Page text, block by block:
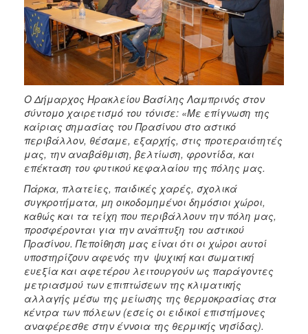
Ο Δήμαρχος Ηρακλείου Βασίλης Λαμπρινός στον
σύντομο χαιρετισμό του τόνισε: «Με επίγνωση της
καίριας σημασίας του Πρασίνου στο αστικό
περιβάλλον, θέσαμε, εξαρχής, στις προτεραιότητές
μας, την αναβάθμιση, βελτίωση, φροντίδα, και
επέκταση του φυτικού κεφαλαίου της πόλης μας.
Πάρκα, πλατείες, παιδικές χαρές, σχολικά
συγκροτήματα, μη οικοδομημένοι δημόσιοι χώροι,
καθώς και τα τείχη που περιβάλλουν την πόλη μας,
προσφέρονται για την ανάπτυξη του αστικού
Πρασίνου. Πεποίθηση μας είναι ότι οι χώροι αυτοί
υποστηρίζουν αφενός την ψυχική και σωματική
ευεξία και αφετέρου λειτουργούν ως παράγοντες
μετριασμού των επιπτώσεων της κλιματικής
αλλαγής μέσω της μείωσης της θερμοκρασίας στα
κέντρα των πόλεων (εσείς οι ειδικοί επιστήμονες
αναφέρεσθε στην έννοια της θερμικής νησίδας).